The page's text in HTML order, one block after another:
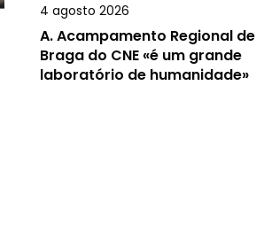
4 agosto 2026
A.Acampamento Regional de
Braga do CNE «é um grande
laboratório de humanidade»